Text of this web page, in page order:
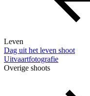
Leven
Dag uit het leven shoot
Uitvaartfotografie
Overige shoots